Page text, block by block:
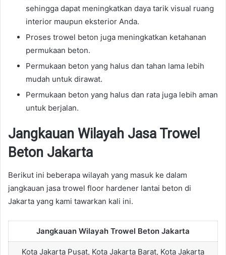
sehingga dapat meningkatkan daya tarik visual ruang
interior maupun eksterior Anda.
Proses trowel beton juga meningkatkan ketahanan
permukaan beton.
Permukaan beton yang halus dan tahan lama lebih
mudah untuk dirawat.
Permukaan beton yang halus dan rata juga lebih aman
untuk berjalan.
Jangkauan Wilayah Jasa Trowel
Beton Jakarta
Berikut ini beberapa wilayah yang masuk ke dalam
jangkauan jasa trowel floor hardener lantai beton di
Jakarta yang kami tawarkan kali ini.
Jangkauan Wilayah Trowel Beton Jakarta
Kota Jakarta Pusat, Kota Jakarta Barat, Kota Jakarta